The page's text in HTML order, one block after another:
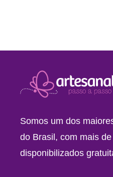
Somos um dos
do Brasil, com mais
disponibilizados